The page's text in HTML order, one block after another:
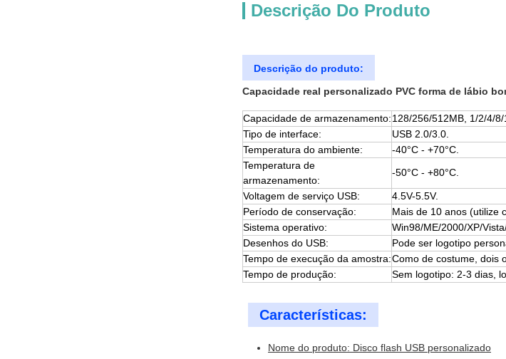
Descrição Do Produto
Descrição do produto:
Capacidade real personalizado PVC forma de lábio
Capacidade de armazenamento:128/256/512MB, 1/2/4/8/
Tipo de interface:
USB 2.0/3.0.
Temperatura do ambiente:
-40°C - +70°C.
Temperatura de
armazenamento:
-50°C - +80°C.
Voltagem de serviço USB:
4.5V-5.5V.
Período de conservação:
Mais de 10 anos (utilize
Sistema operativo:
Win98/ME/2000/XP/
Desenhos do USB:
Pode ser logotipo
Tempo de execução da amostra:Como de costume, dois
Tempo de produção:
Sem logotipo: 2-3 dias,
Características:
Nome do produto: Disco flash USB personalizado